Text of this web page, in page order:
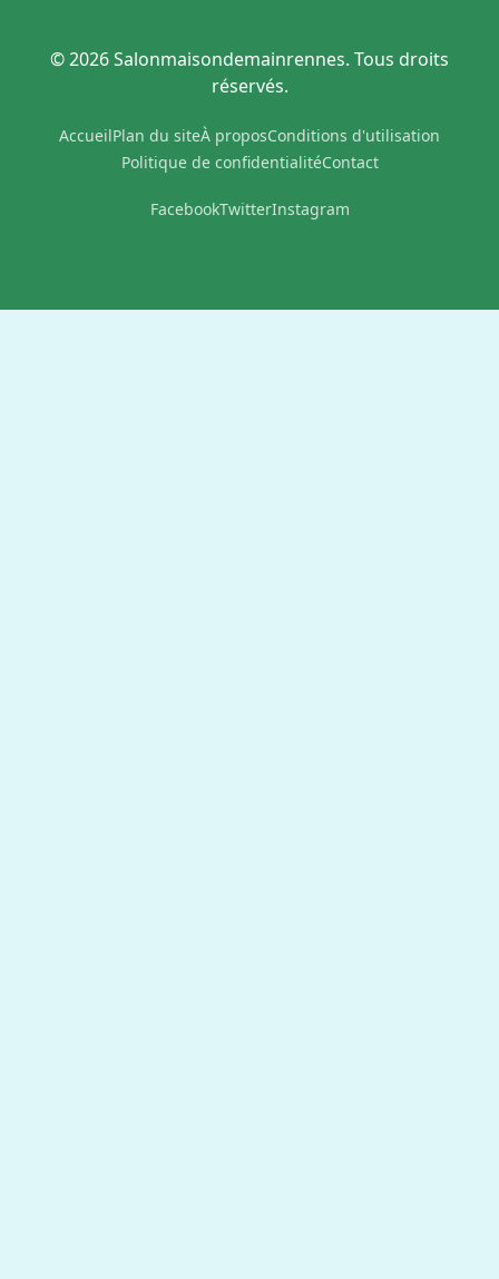
© 2026 Salonmaisondemainrennes. Tous droits
réservés.
AccueilPlan du siteÀ proposConditions d'utilisation
Politique de confidentialitéContact
FacebookTwitterInstagram